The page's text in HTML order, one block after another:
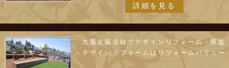
詳細を見る
大阪京阪沿線でデザインリフォーム・収益
デザインリフォームはリフォームバリュー